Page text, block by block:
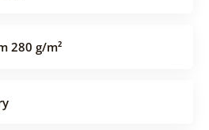
280 g/m²